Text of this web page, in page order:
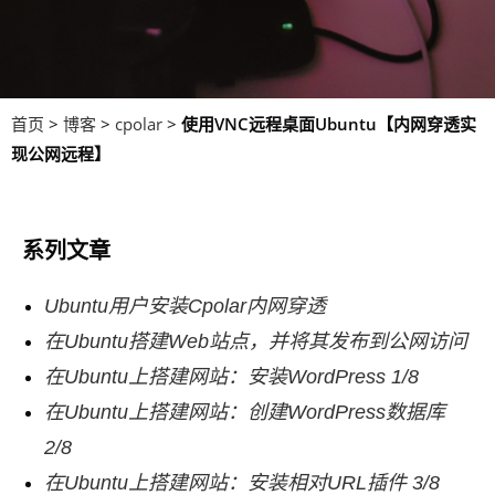
首页 > 博客 > cpolar > 使用VNC远程桌面Ubuntu【内网穿透实
现公网远程】
系列文章
Ubuntu用户安装Cpolar内网穿透
在Ubuntu搭建Web站点，并将其发布到公网访问
在Ubuntu上搭建网站：安装WordPress 1/8
在Ubuntu上搭建网站：创建WordPress数据库
2/8
在Ubuntu上搭建网站：安装相对URL插件 3/8